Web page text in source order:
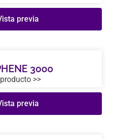
previa
3000
>>
previa